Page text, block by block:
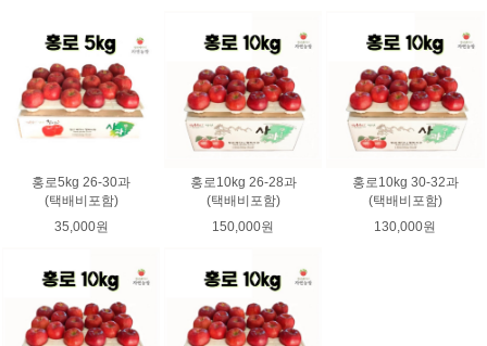
홍로5kg 26-30과
(택배비포함)
35,000원
홍로10kg 26-28과
(택배비포함)
150,000원
홍로10kg 30-32과
(택배비포함)
130,000원